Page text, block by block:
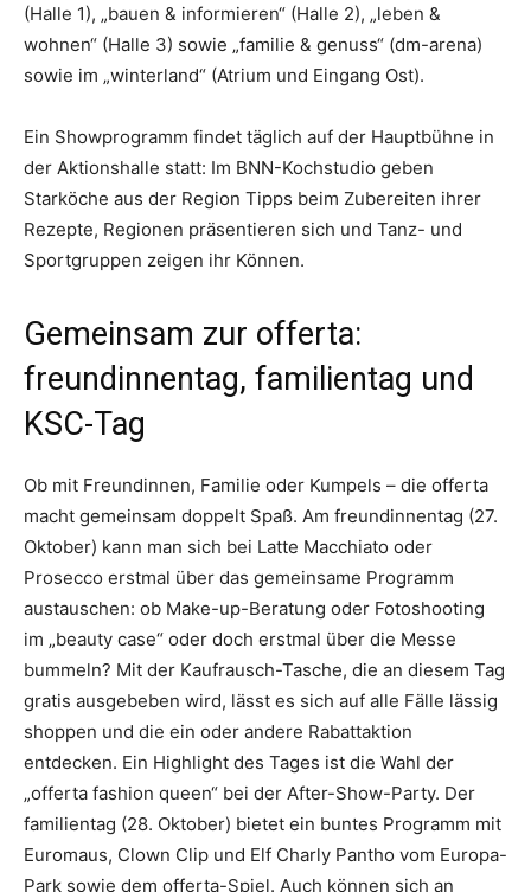
(Halle 1), „bauen & informieren“ (Halle 2), „leben &
wohnen“ (Halle 3) sowie „familie & genuss“ (dm-arena)
sowie im „winterland“ (Atrium und Eingang Ost).
Ein Showprogramm findet täglich auf der Hauptbühne in
der Aktionshalle statt: Im BNN-Kochstudio geben
Starköche aus der Region Tipps beim Zubereiten ihrer
Rezepte, Regionen präsentieren sich und Tanz- und
Sportgruppen zeigen ihr Können.
Gemeinsam zur offerta:
freundinnentag, familientag und
KSC-Tag
Ob mit Freundinnen, Familie oder Kumpels – die offerta
macht gemeinsam doppelt Spaß. Am freundinnentag (27.
Oktober) kann man sich bei Latte Macchiato oder
Prosecco erstmal über das gemeinsame Programm
austauschen: ob Make-up-Beratung oder Fotoshooting
im „beauty case“ oder doch erstmal über die Messe
bummeln? Mit der Kaufrausch-Tasche, die an diesem Tag
gratis ausgebeben wird, lässt es sich auf alle Fälle lässig
shoppen und die ein oder andere Rabattaktion
entdecken. Ein Highlight des Tages ist die Wahl der
„offerta fashion queen“ bei der After-Show-Party. Der
familientag (28. Oktober) bietet ein buntes Programm mit
Euromaus, Clown Clip und Elf Charly Pantho vom Europa-
Park sowie dem offerta-Spiel. Auch können sich an